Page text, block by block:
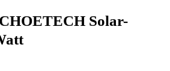
CHOETECH Solar-